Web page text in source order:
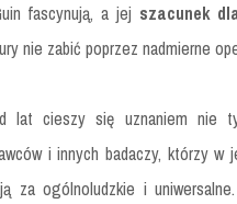
fascynują, a jej szacunek
nie zabić poprzez nadmierne
lat cieszy się uznaniem nie
i innych badaczy, którzy
za ogólnoludzkie i uniwersalne.